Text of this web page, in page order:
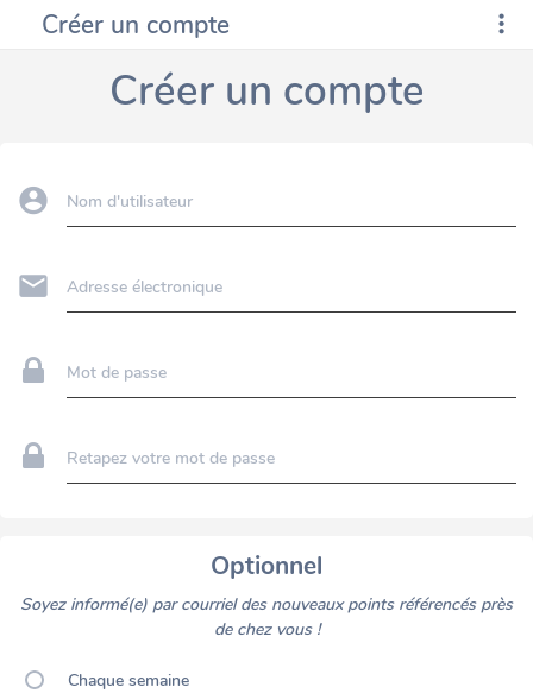
Créer un compte
Créer un compte
Nom d'utilisateur
Adresse électronique
Mot de passe
Retapez votre mot de passe
Optionnel
Soyez informé(e) par courriel des nouveaux points référencés près
de chez vous !
Chaque semaine